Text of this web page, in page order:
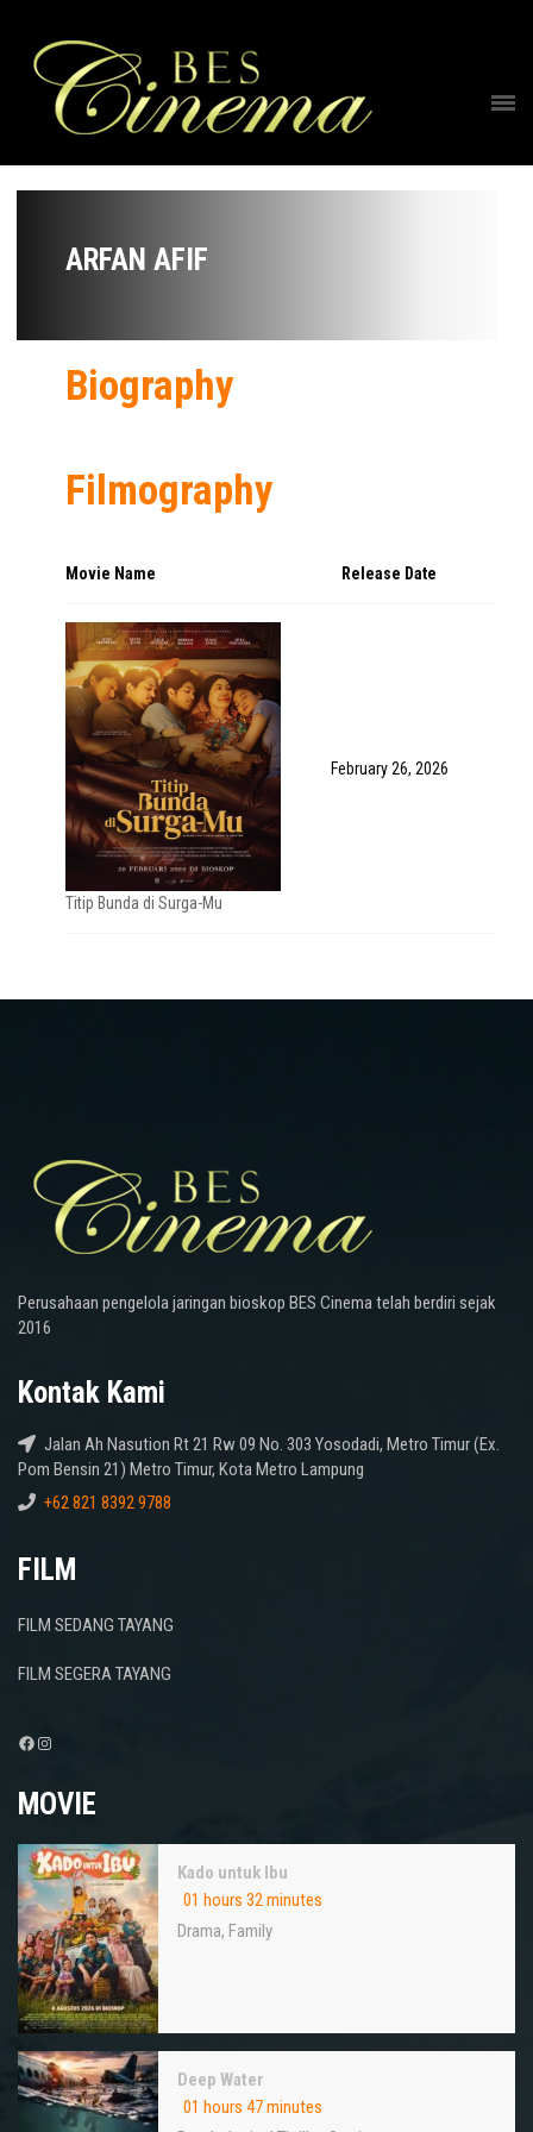
ARFAN AFIF
Biography
Filmography
Movie Name Release Date
Titip Bunda di Surga-Mu
February 26, 2026
Perusahaan pengelola jaringan bioskop BES Cinema telah berdiri sejak
2016
Kontak Kami
Jalan Ah Nasution Rt 21 Rw 09 No. 303 Yosodadi, Metro Timur (Ex.
Pom Bensin 21) Metro Timur, Kota Metro Lampung
+62 821 8392 9788
FILM
FILM SEDANG TAYANG
FILM SEGERA TAYANG
Facebook
Instagram
MOVIE
Kado untuk Ibu
01 hours 32 minutes
Drama, Family
Deep Water
01 hours 47 minutes